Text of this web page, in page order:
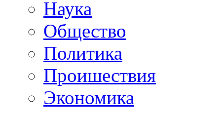
Наука
Общество
Политика
Проишествия
Экономика